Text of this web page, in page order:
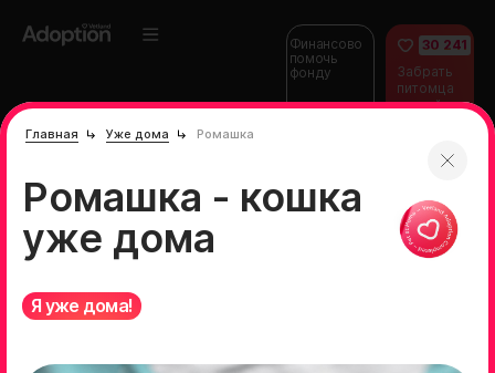
Финансово
помочь
фонду
30 241
Забрать
питомца
домой
Главная Уже дома Ромашка
Ромашка - кошка
уже дома
Я уже дома!